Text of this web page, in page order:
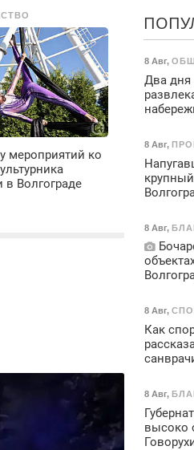
мероприятий ко
в Волгограде
8 Авг,
Два дня
8 Авг,
8 Авг,
8 Авг,
Как
8 Авг,
высоко